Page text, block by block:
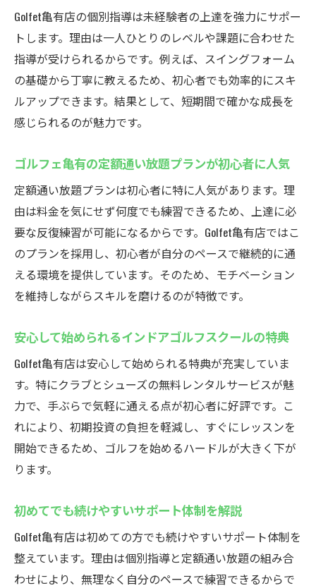
Golfet亀有店の個別指導は未経験者の上達を強力にサポー
トします。理由は一人ひとりのレベルや課題に合わせた
指導が受けられるからです。例えば、スイングフォーム
の基礎から丁寧に教えるため、初心者でも効率的にスキ
ルアップできます。結果として、短期間で確かな成長を
感じられるのが魅力です。
ゴルフェ亀有の定額通い放題プランが初心者に人気
定額通い放題プランは初心者に特に人気があります。理
由は料金を気にせず何度でも練習できるため、上達に必
要な反復練習が可能になるからです。Golfet亀有店ではこ
のプランを採用し、初心者が自分のペースで継続的に通
える環境を提供しています。そのため、モチベーション
を維持しながらスキルを磨けるのが特徴です。
安心して始められるインドアゴルフスクールの特典
Golfet亀有店は安心して始められる特典が充実していま
す。特にクラブとシューズの無料レンタルサービスが魅
力で、手ぶらで気軽に通える点が初心者に好評です。こ
れにより、初期投資の負担を軽減し、すぐにレッスンを
開始できるため、ゴルフを始めるハードルが大きく下が
ります。
初めてでも続けやすいサポート体制を解説
Golfet亀有店は初めての方でも続けやすいサポート体制を
整えています。理由は個別指導と定額通い放題の組み合
わせにより、無理なく自分のペースで練習できるからで